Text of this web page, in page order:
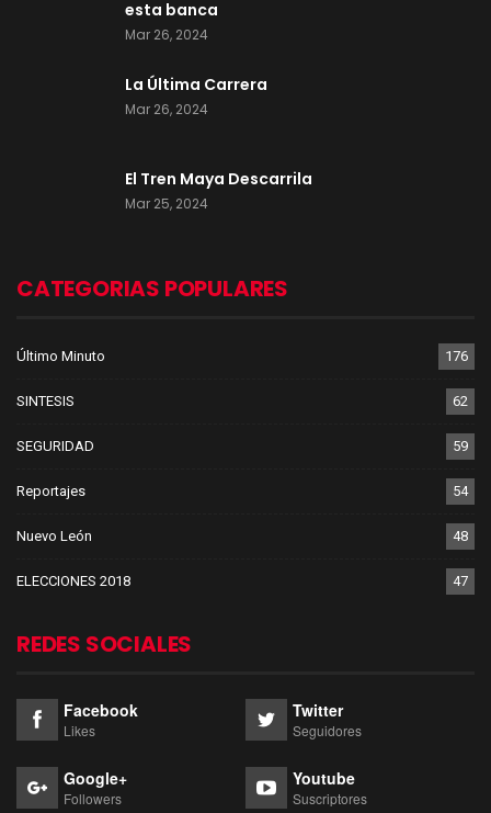
esta banca
Mar 26, 2024
La Última Carrera
Mar 26, 2024
El Tren Maya Descarrila
Mar 25, 2024
CATEGORIAS POPULARES
Último Minuto 176
SINTESIS 62
SEGURIDAD 59
Reportajes 54
Nuevo León 48
ELECCIONES 2018 47
REDES SOCIALES
Facebook
Likes
Twitter
Seguidores
Google+
Followers
Youtube
Suscriptores